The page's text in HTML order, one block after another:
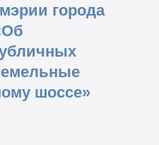
города
шоссе»